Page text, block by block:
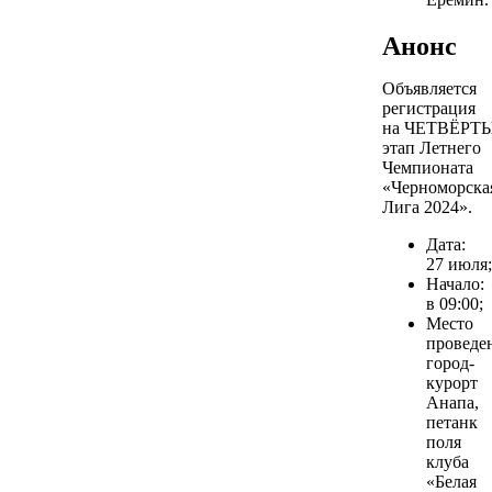
Анонс
Объявляется
регистрация
на
этап Летнего
Чемпионата
Лига 2024».
Дата:
27 июля;
Начало:
в 09:00;
Место
город-
курорт
Анапа,
петанк
поля
клуба
«Белая